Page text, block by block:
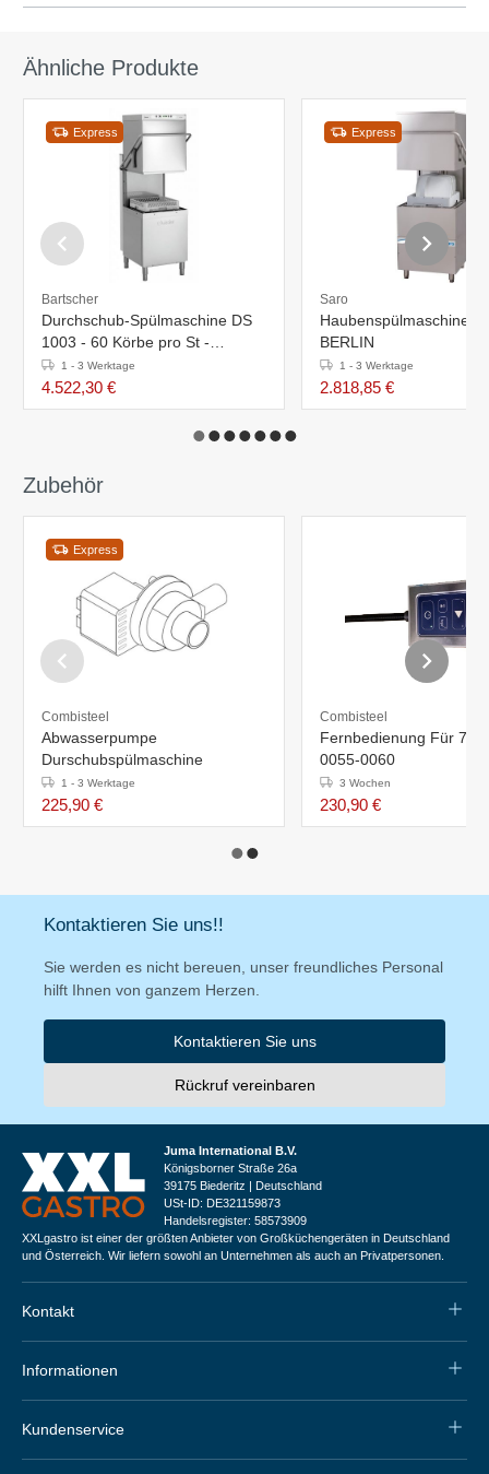
Ähnliche Produkte
Express
Bartscher
Durchschub-Spülmaschine DS
1003 - 60 Körbe pro St -
725x955x(h)1535mm
1 - 3 Werktage
4.522,30 €
Express
Saro
Haubenspülmaschine
BERLIN
1 - 3 Werktage
2.818,85 €
Zubehör
Express
Combisteel
Abwasserpumpe
Durschubspülmaschine
1 - 3 Werktage
225,90 €
Combisteel
Fernbedienung Für
0055-0060
3 Wochen
230,90 €
Kontaktieren Sie uns!!
Sie werden es nicht bereuen, unser freundliches Personal
hilft Ihnen von ganzem Herzen.
Kontaktieren Sie uns
Rückruf vereinbaren
Juma International B.V.
Königsborner Straße 26a
39175 Biederitz | Deutschland
USt-ID: DE321159873
Handelsregister: 58573909
XXLgastro ist einer der größten Anbieter von Großküchengeräten in Deutschland
und Österreich. Wir liefern sowohl an Unternehmen als auch an Privatpersonen.
Kontakt
Informationen
Kundenservice